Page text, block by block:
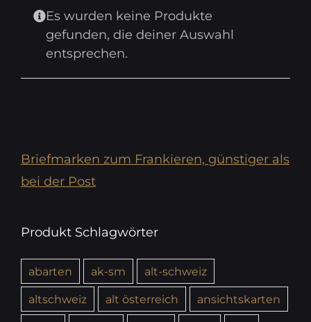
Es wurden keine Produkte
gefunden, die deiner Auswahl
entsprechen.
Briefmarken zum Frankieren, günstiger als
bei der Post
Produkt Schlagwörter
abarten ak-sm
alt-schweiz
altschweiz
alt österreich
ansichtskarten